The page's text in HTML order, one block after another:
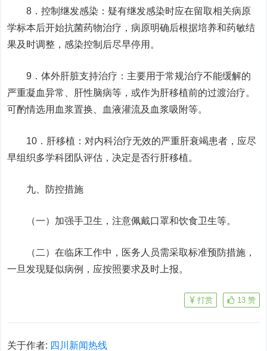
8．控制继发感染：疑有继发感染时应在留取相关病原
学标本后开始抗菌药物治疗，病原明确后根据培养和药敏结
果及时调整，感染控制后尽早停用。
9．体外肝脏支持治疗：主要用于常规治疗不能缓解的
严重凝血异常、肝性脑病等，或作为肝移植前的过渡治疗。
可酌情选用血浆置换、血液灌流及血浆吸附等。
10．肝移植：对内科治疗无效的严重肝衰竭患者，应尽
早组织多学科团队评估，决定是否行肝移植。
九、防控措施
（一）加强手卫生，注意佩戴口罩和饮食卫生等。
（二）在临床工作中，医务人员需采取标准预防措施，
一旦发现疑似病例，应按照要求及时上报。
13 赞
打赏
关于作者: 四川新闻热线